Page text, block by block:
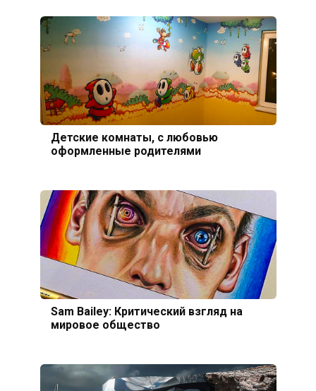
Детские комнаты, с любовью
оформленные родителями
Sam Bailey: Критический взгляд на
мировое общество